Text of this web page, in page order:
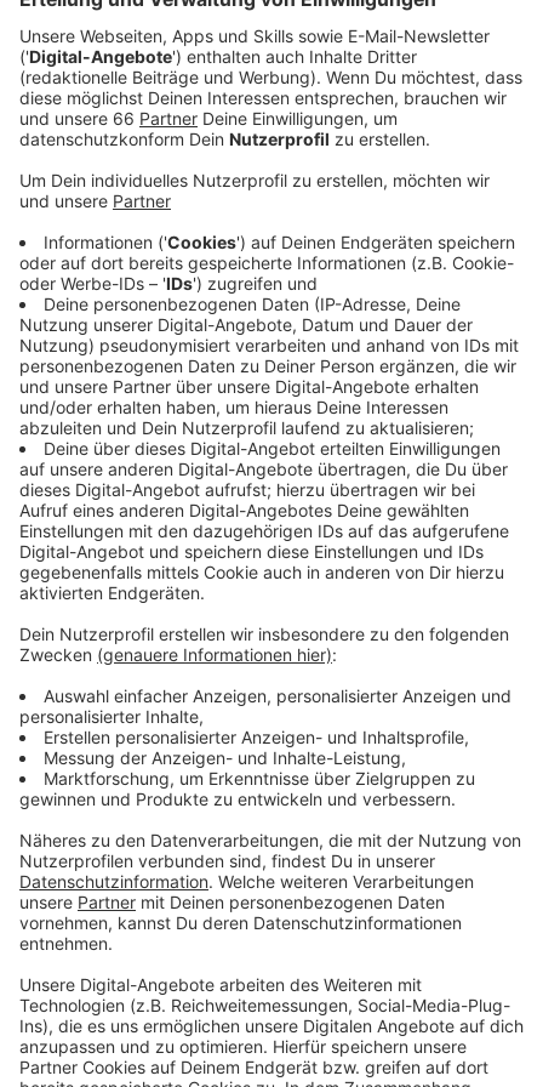
Veröffentlicht: Freitag, 05.05.2023 06:14
Anzeige
anderen Führungen im Grünen geht es auch ums
Wegesrand" im Rotthäuser- und Morper Bachtal. Dort
gibt es im Mai außerdem auch eine pflanzenkundliche
Exkursion. Andere Führungen gehen durch den Park von
Schloss Mickeln, das Ökotop in Heerdt, über den
Nordfriedhof oder in den Uni-Garten. Wir müssen uns
aber vorher anmelden. Eine Führung kostet in der
Regel fünf Euro pro Person.
Anzeige
Weitere Infos und Links zum Thema
Anzeige
Anmeldung telefonisch oder per Mail:
Die Teilnehmerzahl der Veranstaltungen ist
begrenzt. Eine vorherige Anmeldung ist daher
erforderlich unter der Rufnummer 0211-8994800
Führungen kosten fünf Euro pro Person – sofern
nicht anders ausgewiesen. Für Kinder bis 14 Jahre
ist die Teilnahme gratis.
Meldung der Stadt dazu
Weitere Führungen des Gartenamts